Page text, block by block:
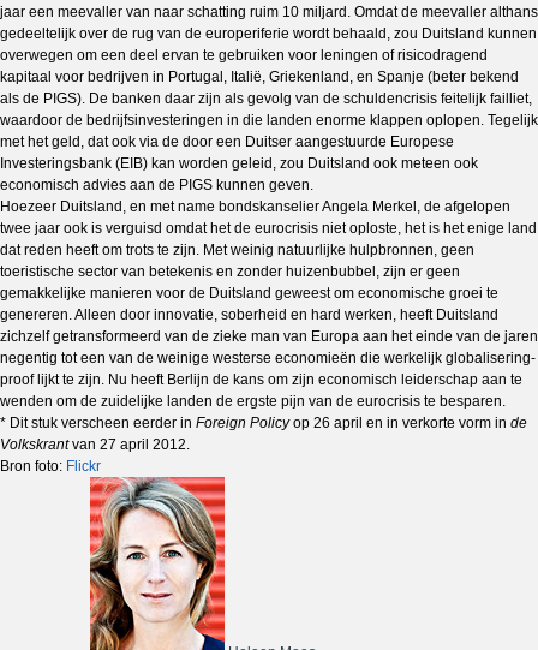
jaar een meevaller van naar schatting ruim 10 miljard. Omdat de meevaller althans
gedeeltelijk over de rug van de europeriferie wordt behaald, zou Duitsland kunnen
overwegen om een deel ervan te gebruiken voor leningen of risicodragend
kapitaal voor bedrijven in Portugal, Italië, Griekenland, en Spanje (beter bekend
als de PIGS). De banken daar zijn als gevolg van de schuldencrisis feitelijk failliet,
waardoor de bedrijfsinvesteringen in die landen enorme klappen oplopen. Tegelijk
met het geld, dat ook via de door een Duitser aangestuurde Europese
Investeringsbank (EIB) kan worden geleid, zou Duitsland ook meteen ook
economisch advies aan de PIGS kunnen geven.
Hoezeer Duitsland, en met name bondskanselier Angela Merkel, de afgelopen
twee jaar ook is verguisd omdat het de eurocrisis niet oploste, het is het enige land
dat reden heeft om trots te zijn. Met weinig natuurlijke hulpbronnen, geen
toeristische sector van betekenis en zonder huizenbubbel, zijn er geen
gemakkelijke manieren voor de Duitsland geweest om economische groei te
genereren. Alleen door innovatie, soberheid en hard werken, heeft Duitsland
zichzelf getransformeerd van de zieke man van Europa aan het einde van de jaren
negentig tot een van de weinige westerse economieën die werkelijk globalisering-
proof lijkt te zijn. Nu heeft Berlijn de kans om zijn economisch leiderschap aan te
wenden om de zuidelijke landen de ergste pijn van de eurocrisis te besparen.
* Dit stuk verscheen eerder in Foreign Policyop 26 april en in verkorte vorm in de
Volkskrantvan 27 april 2012.
Bron foto: Flickr